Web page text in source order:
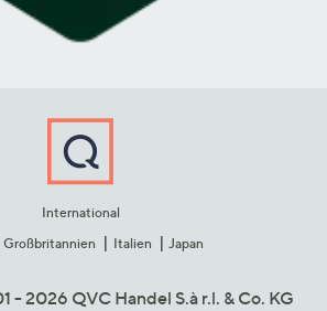
International
Großbritannien Italien Japan
2026 QVC Handel S.à r.l. & Co. KG